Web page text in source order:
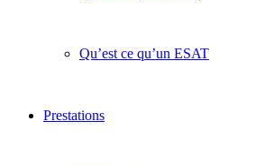
Qu’est ce qu’un ESAT
Prestations